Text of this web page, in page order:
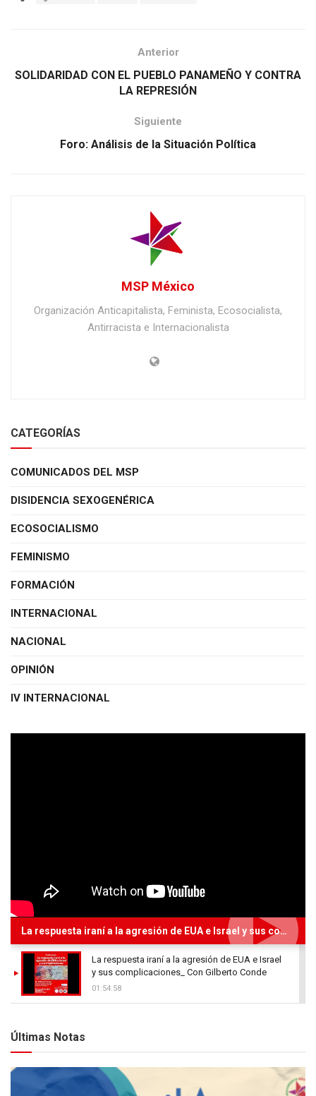
Anterior
SOLIDARIDAD CON EL PUEBLO PANAMEÑO Y CONTRA
LA REPRESIÓN
Siguiente
Foro: Análisis de la Situación Política
MSP México
Organización Anticapitalista, Feminista, Ecosocialista,
Antirracista e Internacionalista
CATEGORÍAS
COMUNICADOS DEL MSP
DISIDENCIA SEXOGENÉRICA
ECOSOCIALISMO
FEMINISMO
FORMACIÓN
INTERNACIONAL
NACIONAL
OPINIÓN
IV INTERNACIONAL
La respuesta iraní a la agresión de EUA e Israel y sus complicaciones_ Con Gilberto Conde
La respuesta iraní a la agresión de EUA e Israel
y sus complicaciones_ Con Gilberto Conde
01:54:58
Últimas Notas